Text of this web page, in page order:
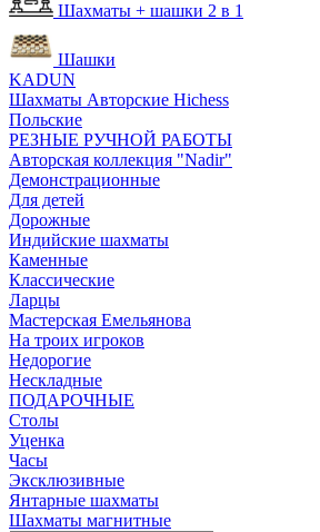
Шахматы + шашки 2 в 1
Шашки
KADUN
Шахматы Авторские Hichess
Польские
РЕЗНЫЕ РУЧНОЙ РАБОТЫ
Авторская коллекция "Nadir"
Демонстрационные
Для детей
Дорожные
Индийские шахматы
Каменные
Классические
Ларцы
Мастерская Емельянова
На троих игроков
Недорогие
Нескладные
ПОДАРОЧНЫЕ
Столы
Уценка
Часы
Эксклюзивные
Янтарные шахматы
Шахматы магнитные